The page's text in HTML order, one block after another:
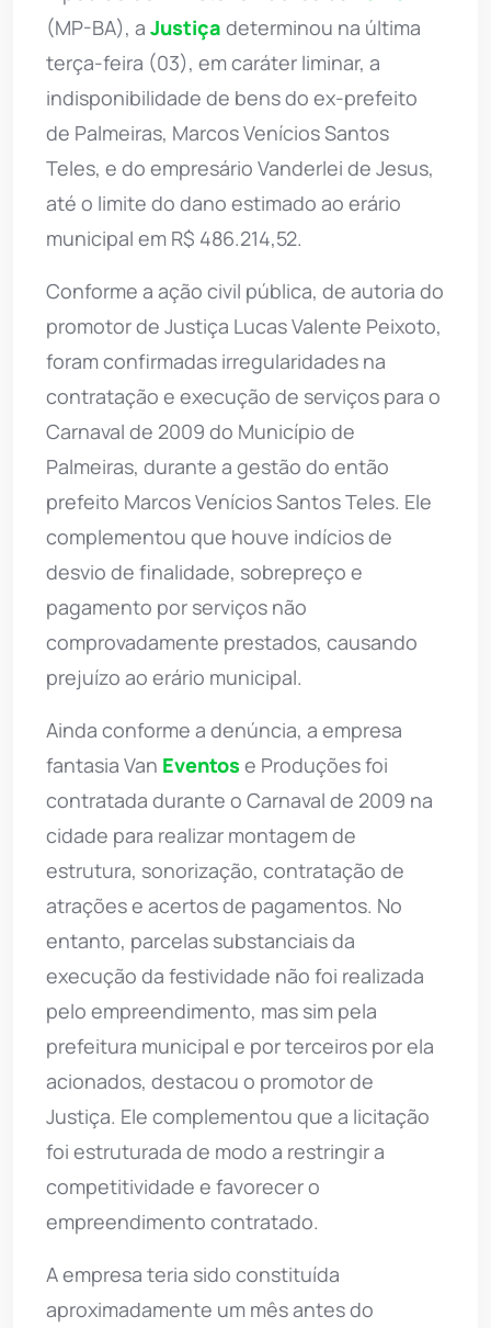
(MP-BA), a Justiça determinou na última
terça-feira (03), em caráter liminar, a
indisponibilidade de bens do ex-prefeito
de Palmeiras, Marcos Venícios Santos
Teles, e do empresário Vanderlei de Jesus,
até o limite do dano estimado ao erário
municipal em R$ 486.214,52.
Conforme a ação civil pública, de autoria do
promotor de Justiça Lucas Valente Peixoto,
foram confirmadas irregularidades na
contratação e execução de serviços para o
Carnaval de 2009 do Município de
Palmeiras, durante a gestão do então
prefeito Marcos Venícios Santos Teles. Ele
complementou que houve indícios de
desvio de finalidade, sobrepreço e
pagamento por serviços não
comprovadamente prestados, causando
prejuízo ao erário municipal.
Ainda conforme a denúncia, a empresa
fantasia Van Eventos e Produções foi
contratada durante o Carnaval de 2009 na
cidade para realizar montagem de
estrutura, sonorização, contratação de
atrações e acertos de pagamentos. No
entanto, parcelas substanciais da
execução da festividade não foi realizada
pelo empreendimento, mas sim pela
prefeitura municipal e por terceiros por ela
acionados, destacou o promotor de
Justiça. Ele complementou que a licitação
foi estruturada de modo a restringir a
competitividade e favorecer o
empreendimento contratado.
A empresa teria sido constituída
aproximadamente um mês antes do